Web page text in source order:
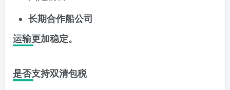
长期合作船公司
运输更加稳定。
是否支持双清包税